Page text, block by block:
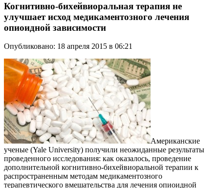
Когнитивно-бихейвиоральная терапия не
улучшает исход медикаментозного лечения
опиоидной зависимости
Опубликовано: 18 апреля 2015 в 06:21
Американские
ученые (Yale University) получили неожиданные результаты
проведенного исследования: как оказалось, проведение
дополнительной когнитивно-бихейвиоральной терапии к
распространенным методам медикаментозного
терапевтического вмешательства для лечения опиоидной